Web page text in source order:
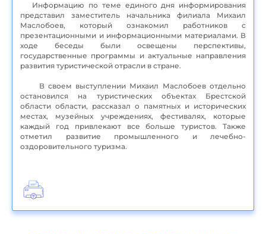
Информацию по теме единого дня информирования
представил заместитель начальника филиала Михаил
Маслобоев, который ознакомил работников с
презентационными и информационными материалами. В
ходе беседы были освещены перспективы,
государственные программы и актуальные направления
развития туристической отрасли в стране.
В своем выступлении Михаил Маслобоев отдельно
остановился на туристических объектах Брестской
области области, рассказал о памятных и исторических
местах, музейных учреждениях, фестивалях, которые
каждый год привлекают все больше туристов. Также
отметил развитие промышленного и лечебно-
оздоровительного туризма.